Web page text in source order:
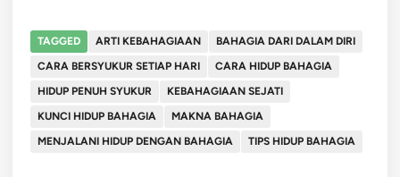
TAGGED ARTI KEBAHAGIAAN
BAHAGIA DARI DALAM DIRI
CARA BERSYUKUR SETIAP HARI
CARA HIDUP BAHAGIA
HIDUP PENUH SYUKUR
KEBAHAGIAAN SEJATI
KUNCI HIDUP BAHAGIA
MAKNA BAHAGIA
MENJALANI HIDUP DENGAN BAHAGIA
TIPS HIDUP BAHAGIA